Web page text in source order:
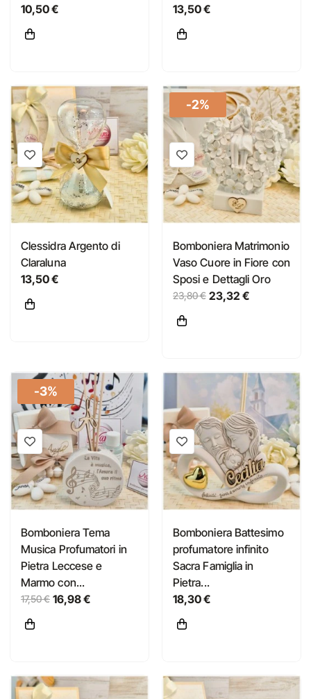
10,50 €
13,50 €
Clessidra Argento di
Claraluna
13,50 €
-2%
Bomboniera Matrimonio
Vaso Cuore in Fiore con
Sposi e Dettagli Oro
23,80 € 23,32 €
-3%
Bomboniera Tema
Musica Profumatori in
Pietra Leccese e
Marmo con...
17,50 € 16,98 €
Bomboniera Battesimo
profumatore infinito
Sacra Famiglia in
Pietra...
18,30 €